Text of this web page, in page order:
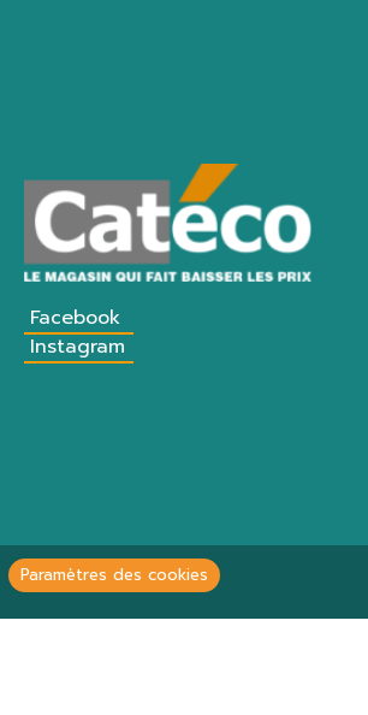
Facebook
Instagram
Paramètres des cookies